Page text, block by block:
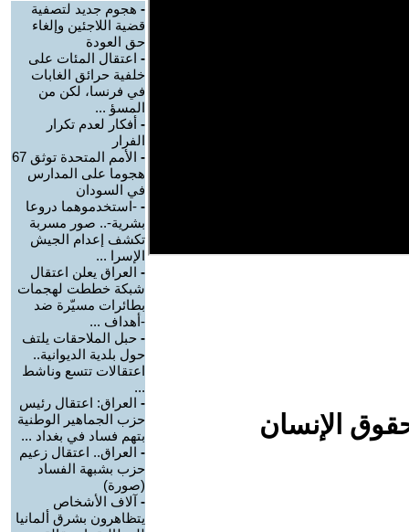
الإنسان
- هجوم جديد لتصفية
قضية اللاجئين وإلغاء
حق العودة
- اعتقال المئات على
خلفية حرائق الغابات
في فرنسا، لكن من
المسؤ ...
- أفكار لعدم تكرار
الفرار
-
الأمم المتحدة توثق 67
هجوما على المدارس
في السودان
- -استخدموهما دروعا
بشرية-.. صور مسربة
تكشف إعدام الجيش
الإسرا ...
- العراق يعلن اعتقال
شبكة خططت لهجمات
بطائرات مسيّرة ضد
-أهداف ...
- حبل الملاحقات يلتف
حول بلدية الديوانية..
اعتقالات تتسع وناشط
...
- العراق: اعتقال رئيس
حزب الجماهير الوطنية
بتهم فساد في بغداد ...
- العراق.. اعتقال زعيم
حزب بشبهة الفساد
(صورة)
- آلاف الأشخاص
يتظاهرون بشرق ألمانيا